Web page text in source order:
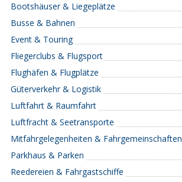
Bootshäuser & Liegeplätze
Busse & Bahnen
Event & Touring
Fliegerclubs & Flugsport
Flughäfen & Flugplätze
Güterverkehr & Logistik
Luftfahrt & Raumfahrt
Luftfracht & Seetransporte
Mitfahrgelegenheiten & Fahrgemeinschaften
Parkhaus & Parken
Reedereien & Fahrgastschiffe